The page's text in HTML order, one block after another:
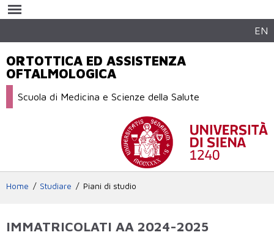
contenuto
EN
ORTOTTICA ED ASSISTENZA
OFTALMOLOGICA
Scuola di Medicina e Scienze della Salute
Home Studiare Piani di studio
IMMATRICOLATI AA 2024-2025